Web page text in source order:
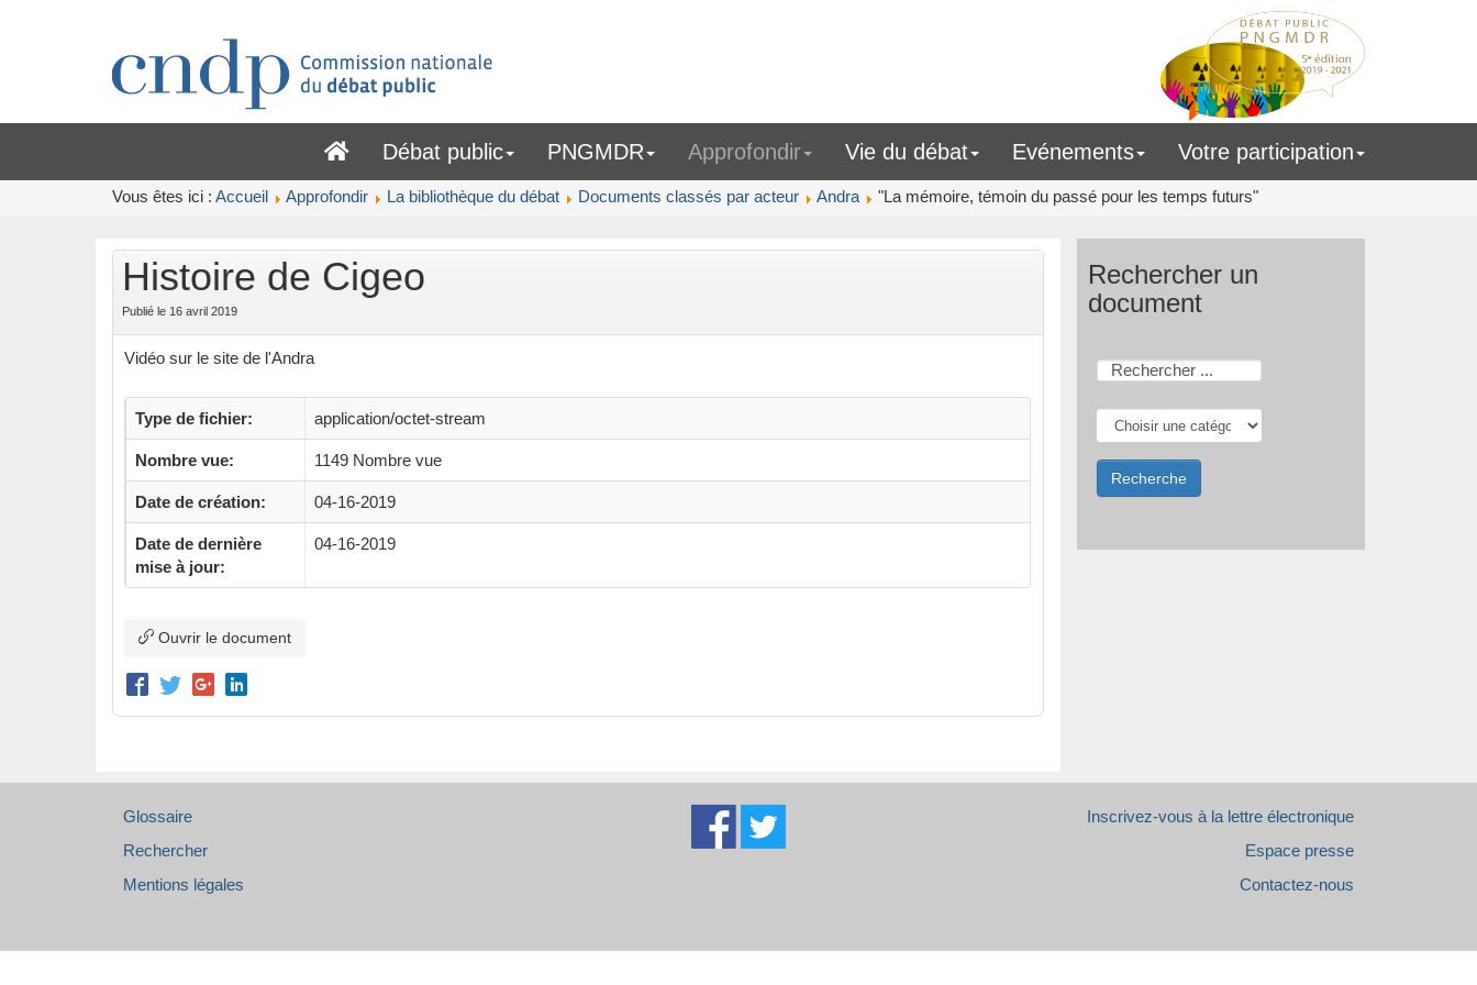
Débat public PNGMDR Approfondir Vie du débat Evénements Votre participation
Vous êtes ici : Accueil Approfondir La bibliothèque du débat Documents classés par acteur Andra "La mémoire, témoin du passé pour les temps futurs"
Histoire de Cigeo
Publié le 16 avril 2019
Vidéo sur le site de l'Andra
Type de fichier: application/octet-stream
Nombre vue: 1149 Nombre vue
Date de création: 04-16-2019
Date de dernière
mise à jour:
04-16-2019
Ouvrir le document
Rechercher un
document
Glossaire
Rechercher
Mentions légales
Inscrivez-vous à la lettre électronique
Espace presse
Contactez-nous